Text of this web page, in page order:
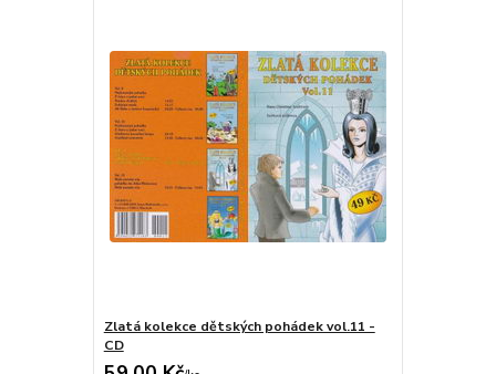
Zlatá kolekce dětských pohádek vol.11 -
CD